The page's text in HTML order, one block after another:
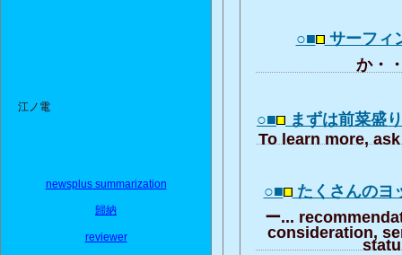
江ノ電
newsplus summarization
歸納
reviewer
○■ サーフィ
か・
○■ まずは前菜盛
To learn more,
○■ たくさんの
ー...
consideration,